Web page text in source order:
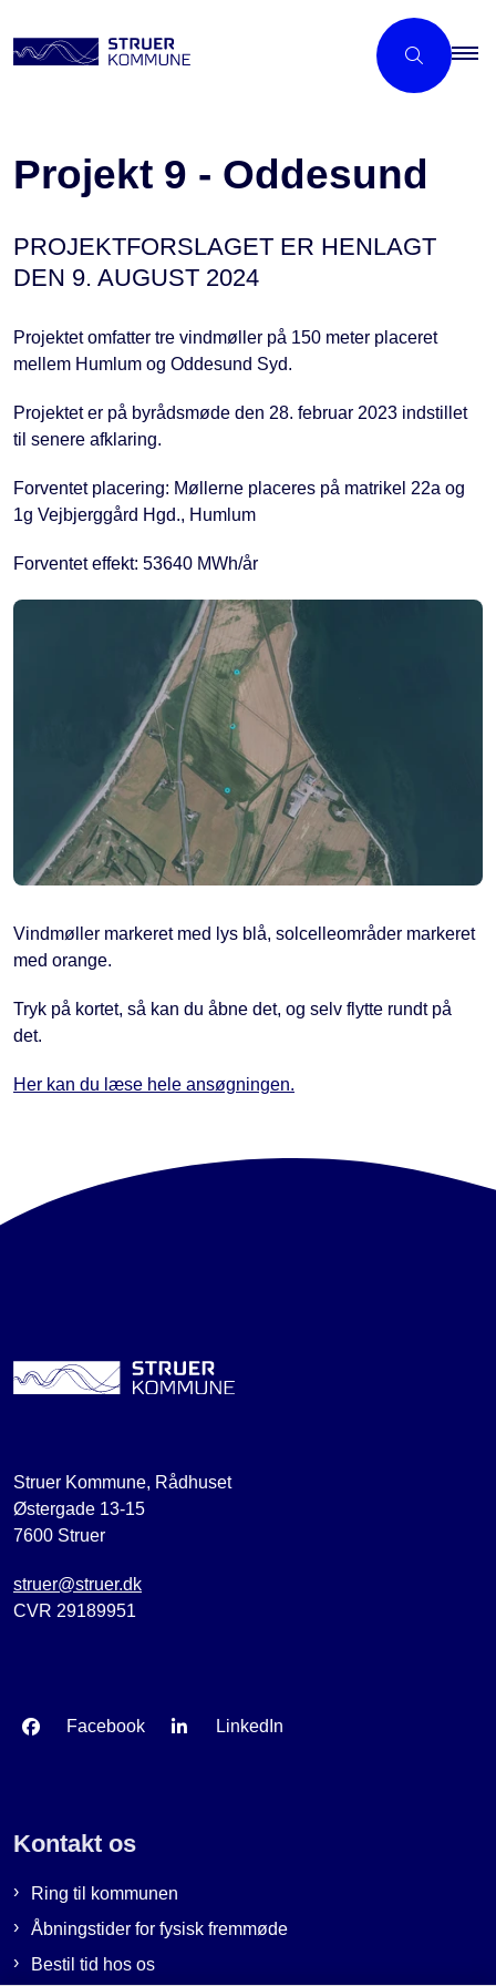
Projekt 9 - Oddesund
PROJEKTFORSLAGET ER HENLAGT
DEN 9. AUGUST 2024
Projektet omfatter tre vindmøller på 150 meter placeret
mellem Humlum og Oddesund Syd.
Projektet er på byrådsmøde den 28. februar 2023 indstillet
til senere afklaring.
Forventet placering: Møllerne placeres på matrikel 22a og
1g Vejbjerggård Hgd., Humlum
Forventet effekt: 53640 MWh/år
Vindmøller markeret med lys blå, solcelleområder markeret
med orange.
Tryk på kortet, så kan du åbne det, og selv flytte rundt på
det.
Her kan du læse hele ansøgningen.
Struer Kommune, Rådhuset
Østergade 13-15
7600 Struer
struer@struer.dk
CVR 29189951
Facebook LinkedIn
Kontakt os
Ring til kommunen
Åbningstider for fysisk fremmøde
Bestil tid hos os